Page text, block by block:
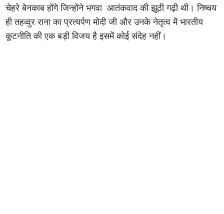
चेहरे बेनकाब होंगे जिन्होंने भगवा आतंकवाद की झूठी गढ़ी थी। निष्चय
ही तहव्वुर राना का प्रत्यर्पण मोदी जी और उनके नेतृत्व में भारतीय
कूटनीति की एक बड़ी विजय है इसमें कोई संदेह नहीं।